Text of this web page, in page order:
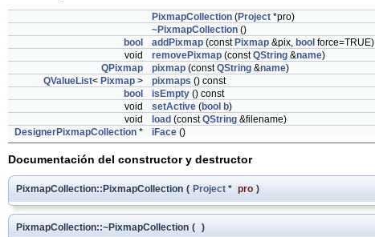
PixmapCollection (Project *pro)
~PixmapCollection ()
bool
addPixmap (const Pixmap &pix, bool force=TRUE)
void
removePixmap (constQString &name)
QPixmap
pixmap (constQString &name)
QValueList< Pixmap > pixmaps () const
bool
isEmpty () const
void
setActive (bool b)
void
load (constQString &filename)
DesignerPixmapCollection * iFace ()
Documentación del constructor y destructor
PixmapCollection::PixmapCollection ( Project * pro )
PixmapCollection::~PixmapCollection ( )